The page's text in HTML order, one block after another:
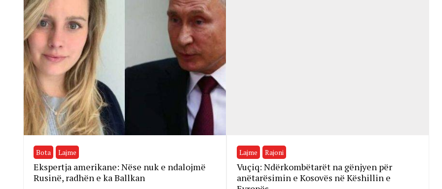
Bota Lajme
Ekspertja amerikane: Nëse nuk e ndalojmë
Rusinë, radhën e ka Ballkan
Lajme Rajoni
Vuçiq: Ndërkombëtarët na gënjyen për
anëtarësimin e Kosovës në Këshillin e